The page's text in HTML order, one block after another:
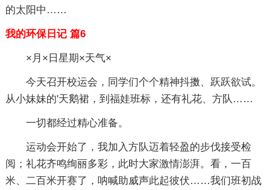
的太阳中……
我的环保日记 篇6
×月×日星期×天气×
今天召开校运会，同学们个个精神抖擞、跃跃欲试。
从小妹妹的'天鹅裙，到福娃班标，还有礼花、方队……
一切都经过精心准备。
运动会开始了，我加入方队迈着轻盈的步伐接受检
阅；礼花齐鸣绚丽多彩，此时大家激情澎湃。看，一百
米、二百米开赛了，呐喊助威声此起彼伏……我们班初战